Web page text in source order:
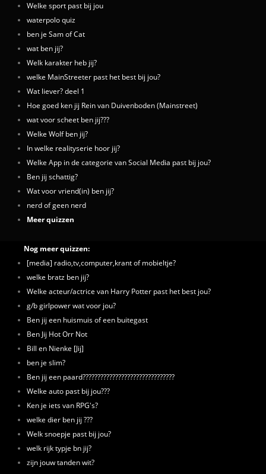
Welke sport past bij jou
waterpolo quiz
ben je Sam of Cat
wat ben jij?
Welk karakter heb jij?
welke MainStreeter past het best bij jou?
Wat liever? deel 1
Hoe goed ken jij Rein van Duivenboden (Mainstreet)
wat voor scheet ben jij???
Welke Wolf ben jij?
In welke realityserie hoor jij?
Welke App in de categorie van Social Media past bij jou?
Ben jij schattig?
Wat voor vriend(in) ben jij?
nerd of geen nerd
Meer quizzen
Nog meer quizzen:
[media] radio,tv,computer,krant of mobieltje?
welke bratz ben jij?
Welke acteur/actrice van Harry Potter past het best jou?
g/b girlpower wat voor jou?
Ben jij een huismuis of een buitegast
Ben Jij Hot Orr Not
Bill en Nienke [Jij]
ben je slim?
Ben jij een paard???????????????????????????????
Welke auto past bij jou???
Ken je iets van RPG's?
welke dier ben jij ???
Welk snoepje past bij jou?
welk rijk typje bn jij?
zijn jouw tanden wit?